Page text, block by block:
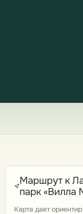
Маршрут к
парк «Вилла
Карта дает